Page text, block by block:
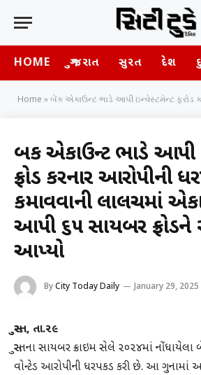
HOME ગુજરાત સુરત દેશ
Home »બેંક એકાઉન્ટ ભાડે આપી ઇન્વેસ્ટમેન્ટ ફ્રોડ કરનાર આરોપીની ધરપકડ,પૈસા કમાવવાની
બેંક એકાઉન્ટ ભાડે આપી
ફ્રોડ કરનાર આરોપીની
કમાવવાની લાલચમાં
આપી ૬૫ સાયબર ફ્રોડને
આપ્યો
ByCity Today Daily January 29, 2025
સુરત, તા.૨૯
સુરતના સાયબર ક્રાઇમ સેલે ૨૦૨૪માં નોંધાયેલા
વોન્ટેડ આરોપીની ધરપકડ કરી છે. આ